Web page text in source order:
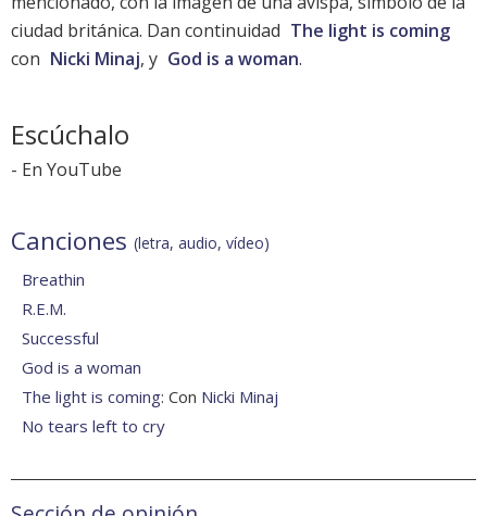
ciudad británica. Dan continuidad The light is coming
con Nicki Minaj, y God is a woman.
Escúchalo
- En YouTube
Canciones (letra, audio, vídeo)
Breathin
R.E.M.
Successful
God is a woman
The light is coming: Con Nicki Minaj
No tears left to cry